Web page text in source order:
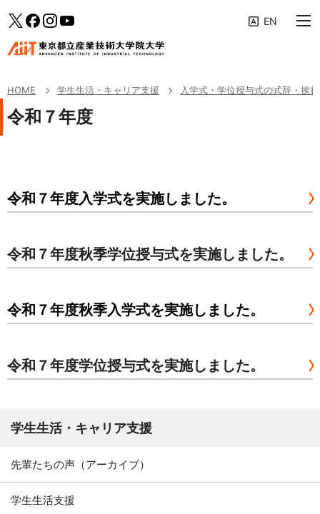
学生生活・キャリア支援
受験生・社会人の方へ
修了生の方へ
アクセス
お問い合わせ
ご寄附のお願い
Twitterfacebook
Instagram
HOME 学生生活・キャリア支援 入学式・学位授与式の式辞・挨
令和７年度
令和７年度入学式を実施しました。
令和７年度秋季学位授与式を実施しました。
令和７年度秋季入学式を実施しました。
令和７年度学位授与式を実施しました。
学生生活・キャリア支援
先輩たちの声（アーカイブ）
学生生活支援